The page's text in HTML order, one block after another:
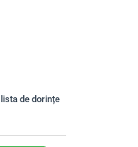
de dorințe